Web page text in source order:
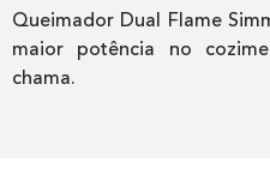
Queimador Dual Flame
maior potência no
chama.